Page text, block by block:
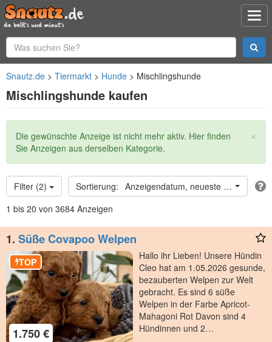
Snautz.de Tiermarkt Hunde Mischlingshunde
Mischlingshunde kaufen
×
Statusmeldung
Die gewünschte Anzeige ist nicht mehr aktiv. Hier finden
Sie Anzeigen aus derselben Kategorie.
Filter (2)
Anzeigendatum, neueste oben
1 bis 20 von 3684 Anzeigen
1. Süße Covapoo Welpen
1.750 €
TOP
Hallo ihr Lieben! Unsere Hündin
Cleo hat am 1.05.2026 gesunde,
bezauberten Welpen zur Welt
gebracht. Es sind 6 süße
Welpen in der Farbe Apricot-
Mahagoni Rot Davon sind 4
Hündinnen und 2…